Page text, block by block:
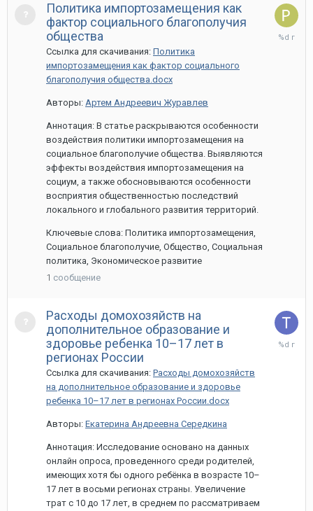
Политика импортозамещения как
фактор социального благополучия
общества
Ссылка для скачивания: Политика
импортозамещения как фактор социального
благополучия общества.docx
Авторы: Артем Андреевич Журавлев
Аннотация: В статье раскрываются особенности
воздействия политики импортозамещения на
социальное благополучие общества. Выявляются
эффекты воздействия импортозамещения на
социум, а также обосновываются особенности
восприятия общественностью последствий
локального и глобального развития территорий.
Ключевые слова: Политика импортозамещения,
Социальное благополучие, Общество, Социальная
политика, Экономическое развитие
1 сообщение
26
Расходы домохозяйств на
дополнительное образование и
здоровье ребенка 10–17 лет в
регионах России
Ссылка для скачивания: Расходы домохозяйств
на дополнительное образование и здоровье
ребенка 10–17 лет в регионах России.docx
Авторы: Екатерина Андреевна Середкина
Аннотация: Исследование основано на данных
онлайн опроса, проведенного среди родителей,
имеющих хотя бы одного ребёнка в возрасте 10–
17 лет в восьми регионах страны. Увеличение
трат с 10 до 17 лет, в среднем по рассматриваем
29